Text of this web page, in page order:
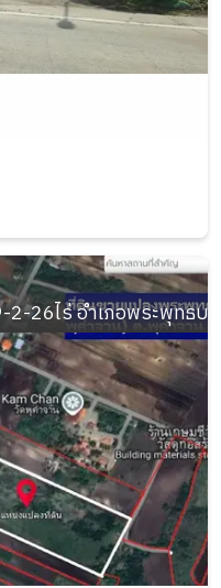
26ไร่ อำเภอพระพุทธ